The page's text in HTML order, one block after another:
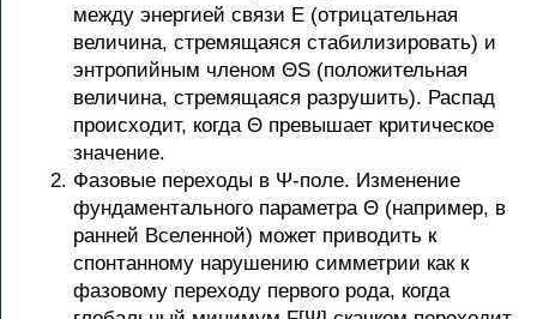
между энергией связи E (отрицательная
величина, стремящаяся стабилизировать) и
энтропийным членом ΘS (положительная
величина, стремящаяся разрушить). Распад
происходит, когда Θ превышает критическое
значение.
Фазовые переходы в Ψ-поле. Изменение
фундаментального параметра Θ (например, в
ранней Вселенной) может приводить к
спонтанному нарушению симметрии как к
фазовому переходу первого рода, когда